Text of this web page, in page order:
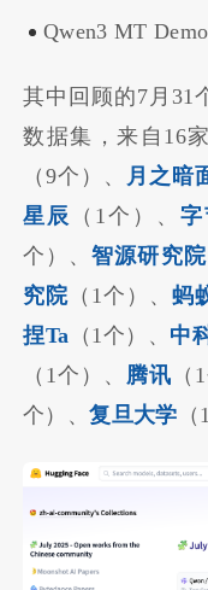
Qwen3 MT
其中回顾的7月31
数据集，来自16
（9个）、 月之暗
星辰
（1个）、 字
个）、智源研究院
究院 （1个）、蚂
捏Ta （1个）、 中
（1个）、 腾讯
个）、复旦大学